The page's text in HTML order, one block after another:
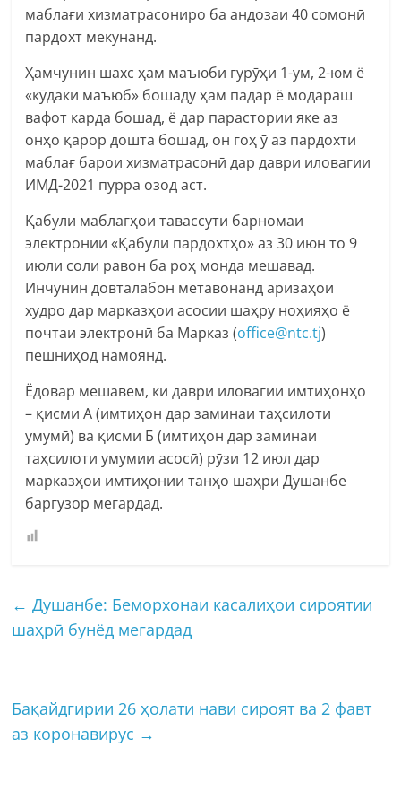
маблағи хизматрасониро ба андозаи 40 сомонӣ
пардохт мекунанд.
Ҳамчунин шахс ҳам маъюби гурӯҳи 1-ум, 2-юм ё
«кӯдаки маъюб» бошаду ҳам падар ё модараш
вафот карда бошад, ё дар парастории яке аз
онҳо қарор дошта бошад, он гоҳ ӯ аз пардохти
маблағ барои хизматрасонӣ дар даври иловагии
ИМД-2021 пурра озод аст.
Қабули маблағҳои тавассути барномаи
электронии «Қабули пардохтҳо» аз 30 июн то 9
июли соли равон ба роҳ монда мешавад.
Инчунин довталабон метавонанд аризаҳои
худро дар марказҳои асосии шаҳру ноҳияҳо ё
почтаи электронӣ ба Марказ (office@ntc.tj)
пешниҳод намоянд.
Ёдовар мешавем, ки даври иловагии имтиҳонҳо
– қисми А (имтиҳон дар заминаи таҳсилоти
умумӣ) ва қисми Б (имтиҳон дар заминаи
таҳсилоти умумии асосӣ) рӯзи 12 июл дар
марказҳои имтиҳонии танҳо шаҳри Душанбе
баргузор мегардад.
← Душанбе: Беморхонаи касалиҳои сироятии
шаҳрӣ бунёд мегардад
Бақайдгирии 26 ҳолати нави сироят ва 2 фавт
аз коронавирус →